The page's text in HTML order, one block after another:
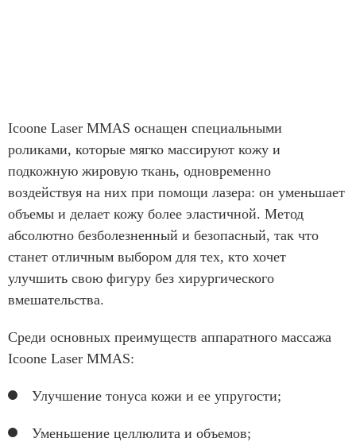
Icoone Laser MMAS оснащен специальными
роликами, которые мягко массируют кожу и
подкожную жировую ткань, одновременно
воздействуя на них при помощи лазера: он уменьшает
объемы и делает кожу более эластичной. Метод
абсолютно безболезненный и безопасный, так что
станет отличным выбором для тех, кто хочет
улучшить свою фигуру без хирургического
вмешательства.
Среди основных преимуществ аппаратного массажа
Icoone Laser MMAS:
Улучшение тонуса кожи и ее упругости;
Уменьшение целлюлита и объемов;